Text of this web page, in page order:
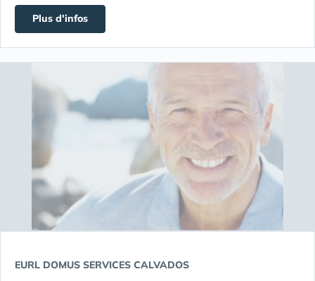
Plus d'infos
EURL DOMUS SERVICES CALVADOS